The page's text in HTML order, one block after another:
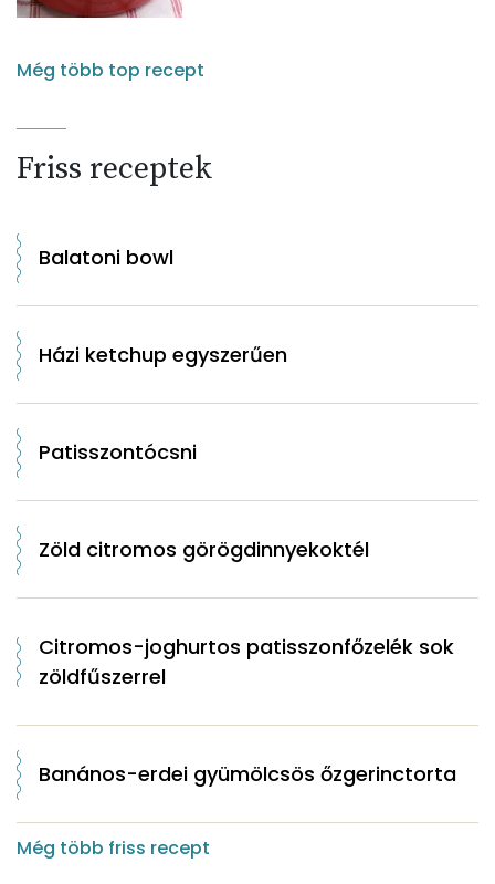
Még több top recept
Friss receptek
Balatoni bowl
Házi ketchup egyszerűen
Patisszontócsni
Zöld citromos görögdinnyekoktél
Citromos-joghurtos patisszonfőzelék sok
zöldfűszerrel
Banános-erdei gyümölcsös őzgerinctorta
Még több friss recept